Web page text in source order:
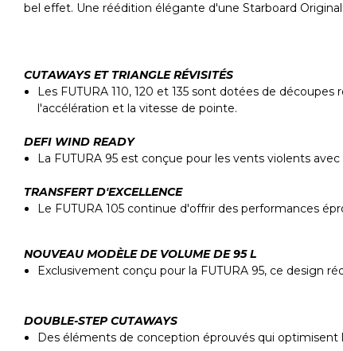
bel effet. Une réédition élégante d'une Starboard Original
CUTAWAYS ET TRIANGLE RÉVISITÉS
Les FUTURA 110, 120 et 135 sont dotées de
l'accélération et la vitesse de pointe.
DEFI WIND READY
La FUTURA 95 est conçue pour les vents violents
TRANSFERT D'EXCELLENCE
Le FUTURA 105 continue d'offrir des performances
NOUVEAU MODÈLE DE VOLUME DE 95 L
Exclusivement conçu pour la FUTURA 95, ce design
DOUBLE-STEP CUTAWAYS
Des éléments de conception éprouvés qui